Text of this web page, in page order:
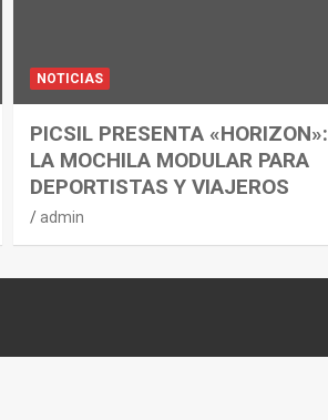
NOTICIAS
PICSIL PRESENTA «HORIZON»:
LA MOCHILA MODULAR PARA
DEPORTISTAS Y VIAJEROS
admin